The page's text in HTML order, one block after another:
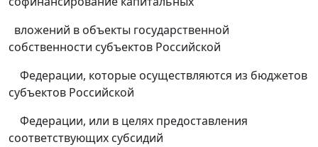
вложений в объекты государственной
собственности субъектов Российской
Федерации, которые осуществляются из бюджетов
субъектов Российской
Федерации, или в целях предоставления
соответствующих субсидий